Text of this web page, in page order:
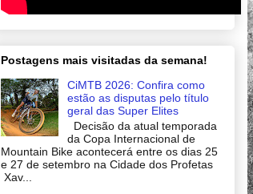
Postagens mais visitadas da semana!
CiMTB 2026: Confira como
estão as disputas pelo título
geral das Super Elites
Decisão da atual temporada
da Copa Internacional de
Mountain Bike acontecerá entre os dias 25
e 27 de setembro na Cidade dos Profetas
Xav...